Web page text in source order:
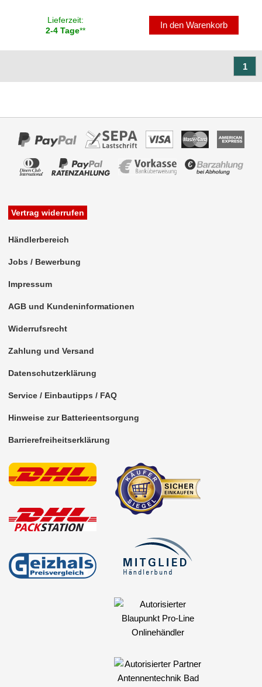
Wechsler-Zubehör
Lieferzeit:
2-4 Tage**
In den Warenkorb
1
Vertrag widerrufen
Händlerbereich
Jobs / Bewerbung
Impressum
AGB und Kundeninformationen
Widerrufsrecht
Zahlung und Versand
Datenschutzerklärung
Service / Einbautipps / FAQ
Hinweise zur Batterieentsorgung
Barrierefreiheitserklärung